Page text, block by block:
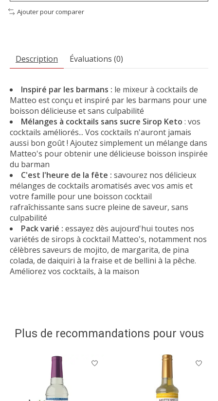
Ajouter pour comparer
Description Évaluations (0)
Inspiré par les barmans : le mixeur à cocktails de
Matteo est conçu et inspiré par les barmans pour une
boisson délicieuse et sans culpabilité
Mélanges à cocktails sans sucre Sirop Keto : vos
cocktails améliorés... Vos cocktails n'auront jamais
aussi bon goût ! Ajoutez simplement un mélange dans
Matteo's pour obtenir une délicieuse boisson inspirée
du barman
C'est l'heure de la fête : savourez nos délicieux
mélanges de cocktails aromatisés avec vos amis et
votre famille pour une boisson cocktail
rafraîchissante sans sucre pleine de saveur, sans
culpabilité
Pack varié : essayez dès aujourd'hui toutes nos
variétés de sirops à cocktail Matteo's, notamment nos
célèbres saveurs de mojito, de margarita, de pina
colada, de daiquiri à la fraise et de bellini à la pêche.
Améliorez vos cocktails, à la maison
Plus de recommandations pour vous
Articles du carrousel de produits